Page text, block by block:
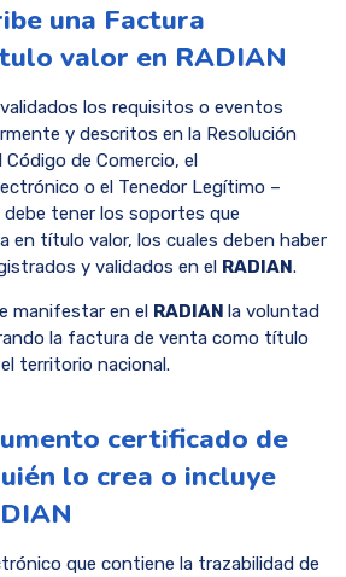
una Factura
valor en RADIAN
los requisitos o eventos
y descritos en la Resolución
Código de Comercio, el
o el Tenedor Legítimo –
tener los soportes que
en título valor, los cuales deben haber
y validados en el RADIAN.
manifestar en el RADIAN la voluntad
la factura de venta como título
territorio nacional.
certificado de
lo crea o incluye
que contiene la trazabilidad de